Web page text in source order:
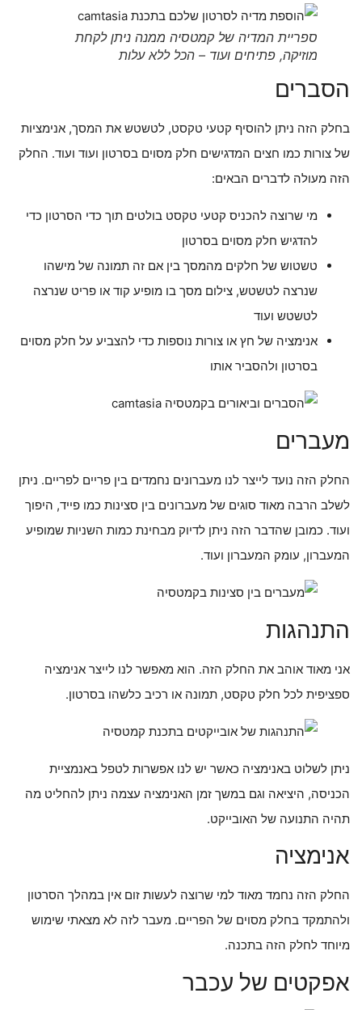
ספריית המדיה של קמטסיה ממנה ניתן לקחת
מוזיקה, פתיחים ועוד – הכל ללא עלות
הסברים
בחלק הזה ניתן להוסיף קטעי טקסט, לטשטש את המסך, אנימציות
של צורות כמו חצים המדגישים חלק מסוים בסרטון ועוד ועוד. החלק
הזה מעולה לדברים הבאים:
מי שרוצה להכניס קטעי טקסט בולטים תוך כדי הסרטון כדי
להדגיש חלק מסוים בסרטון
טשטוש של חלקים מהמסך בין אם זה תמונה של מישהו
שנרצה לטשטש, צילום מסך בו מופיע קוד או פריט שנרצה
לטשטש ועוד
אנימציה של חץ או צורות נוספות כדי להצביע על חלק מסוים
בסרטון ולהסביר אותו
מעברים
החלק הזה נועד לייצר לנו מעברונים נחמדים בין פריים לפריים. ניתן
לשלב הרבה מאוד סוגים של מעברונים בין סצינות כמו פייד, היפוך
ועוד. כמובן שהדבר הזה ניתן לדיוק מבחינת כמות השניות שמופיע
המעברון, עומק המעברון ועוד.
התנהגות
אני מאוד אוהב את החלק הזה. הוא מאפשר לנו לייצר אנימציה
ספציפית לכל חלק טקסט, תמונה או רכיב כלשהו בסרטון.
ניתן לשלוט באנימציה כאשר יש לנו אפשרות לטפל באנמציית
הכניסה, היציאה וגם במשך זמן האנימציה עצמה ניתן להחליט מה
תהיה התנועה של האובייקט.
אנימציה
החלק הזה נחמד מאוד למי שרוצה לעשות זום אין במהלך הסרטון
ולהתמקד בחלק מסוים של הפריים. מעבר לזה לא מצאתי שימוש
מיוחד לחלק הזה בתכנה.
אפקטים של עכבר